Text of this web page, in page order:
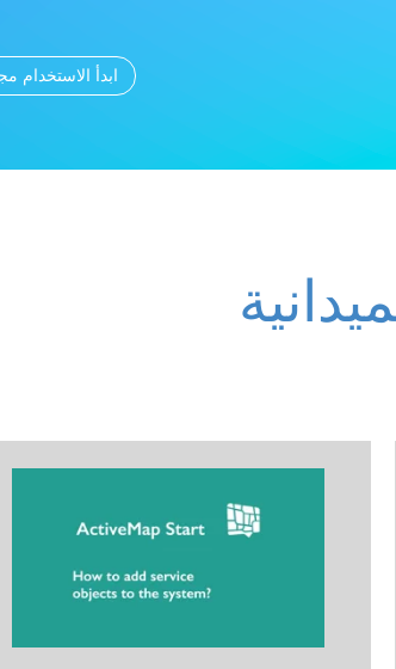
ابدأ الاستخدام